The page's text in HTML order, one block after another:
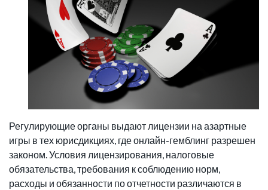
Регулирующие органы выдают лицензии на азартные
игры в тех юрисдикциях, где онлайн-гемблинг разрешен
законом. Условия лицензирования, налоговые
обязательства, требования к соблюдению норм,
расходы и обязанности по отчетности различаются в